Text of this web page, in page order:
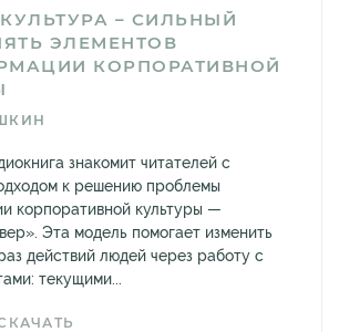
– СИЛЬНЫЙ
ЭЛЕМЕНТОВ
КОРПОРАТИВНОЙ
знакомит читателей с
к решению проблемы
корпоративной культуры —
Эта модель помогает изменить
действий людей через работу с
текущими...